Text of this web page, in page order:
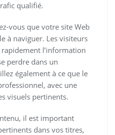
qualifié.
vous que votre site Web
à naviguer. Les visiteurs
l’information
perdre dans un
également à ce que le
avec une
visuels pertinents.
il est important
dans vos titres,